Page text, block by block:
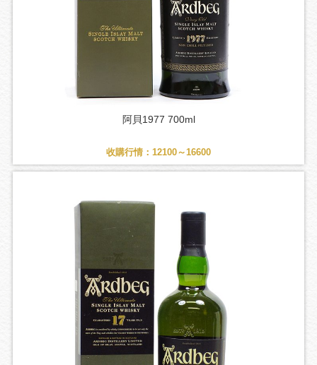
阿貝1977 700ml
收購行情：12100～16600